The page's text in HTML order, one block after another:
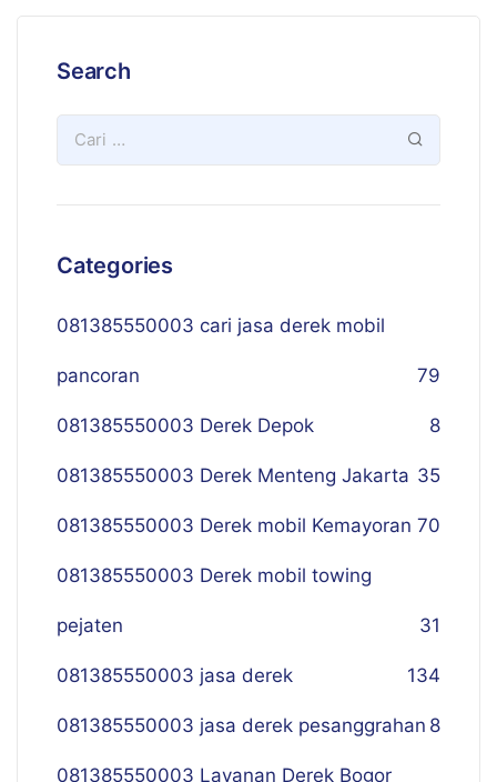
Search
Categories
081385550003 cari jasa derek mobil
pancoran 79
081385550003 Derek Depok 8
081385550003 Derek Menteng Jakarta 35
081385550003 Derek mobil Kemayoran 70
081385550003 Derek mobil towing
pejaten 31
081385550003 jasa derek 134
081385550003 jasa derek pesanggrahan 8
081385550003 Layanan Derek Bogor